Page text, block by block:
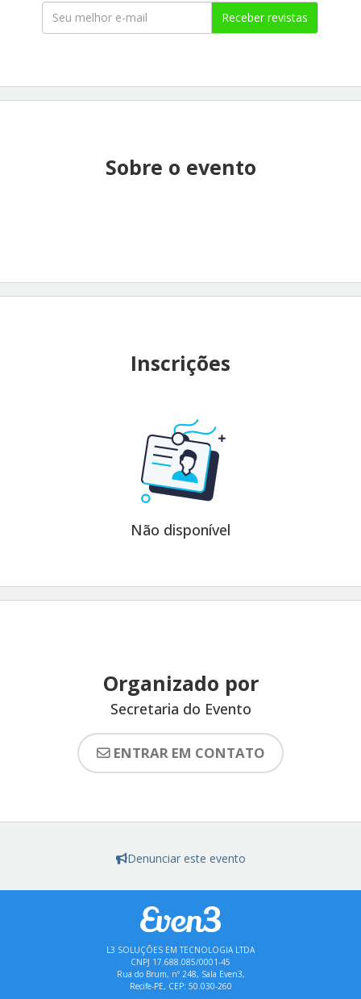
Receber revistas
Sobre o evento
Inscrições
Não disponível
Organizado por
Secretaria do Evento
ENTRAR EM CONTATO
Denunciar este evento
L3 SOLUÇÕES EM TECNOLOGIA LTDA
CNPJ 17.688.085/0001-45
Rua do Brum, nº 248, Sala Even3,
Recife-PE, CEP: 50.030-260